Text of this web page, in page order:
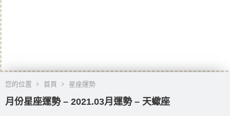
您的位置 首頁 星座運勢
月份星座運勢 – 2021.03月運勢 – 天蠍座